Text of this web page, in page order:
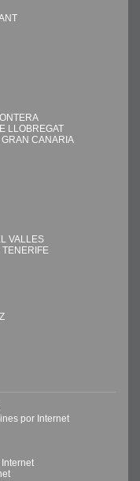
LLOBREGAT
CANARIA
VALLES
por Internet